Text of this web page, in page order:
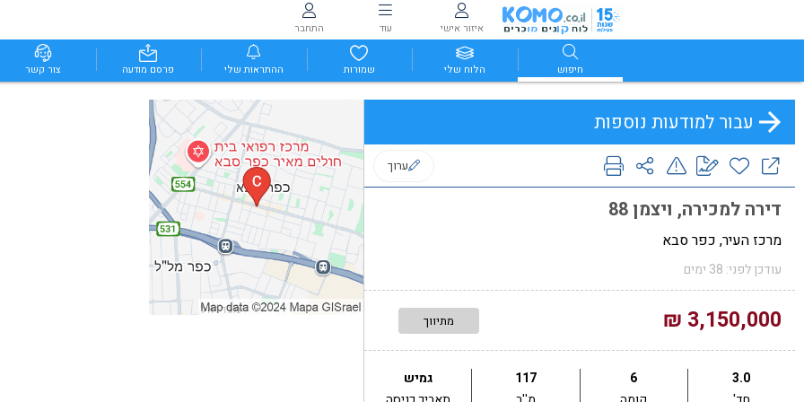
איזור אישי עוד התחבר
חיפוש הלוח שלי שמורות ההתראות שלי פרסם מודעה צור קשר
עבור למודעות נוספות
ערוך
דירה למכירה, ויצמן 88
מרכז העיר, כפר סבא
עודכן לפני: 38 ימים
3,150,000 ₪ מתיווך
3.0
6
117
גמיש